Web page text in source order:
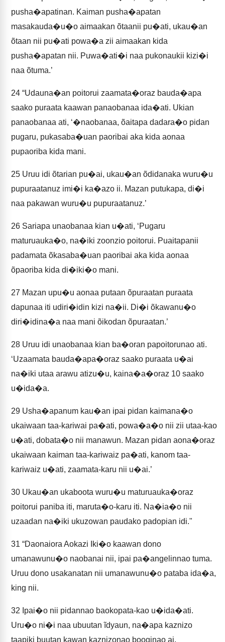
pusha�apatinan. Kaiman pusha�apatan
masakauda�u�o aimaakan õtaanii pu�ati, ukau�an
õtaan nii pu�ati powa�a zii aimaakan kida
pusha�apatan nii. Puwa�ati�i naa pukonaukii kizi�i
naa õtuma.’
24 “Udauna�an poitorui zaamata�oraz bauda�apa
saako puraata kaawan panaobanaa ida�ati. Ukian
panaobanaa ati, ‘�naobanaa, õaitapa dadara�o pidan
pugaru, pukasaba�uan paoribai aka kida aonaa
pupaoriba kida mani.
25 Uruu idi õtarian pu�ai, ukau�an õdidanaka wuru�u
pupuraatanuz imi�i ka�azo ii. Mazan putukapa, di�i
naa pakawan wuru�u pupuraatanuz.’
26 Sariapa unaobanaa kian u�ati, ‘Pugaru
maturuauka�o, na�iki zoonzio poitorui. Puaitapanii
padamata õkasaba�uan paoribai aka kida aonaa
õpaoriba kida di�iki�o mani.
27 Mazan upu�u aonaa putaan õpuraatan puraata
dapunaa iti udiri�idin kizi na�ii. Di�i õkawanu�o
diri�idina�a naa mani õikodan õpuraatan.’
28 Uruu idi unaobanaa kian ba�oran papoitorunao ati.
‘Uzaamata bauda�apa�oraz saako puraata u�ai
na�iki utaa arawu atizu�u, kaina�a�oraz 10 saako
u�ida�a.
29 Usha�apanum kau�an ipai pidan kaimana�o
ukaiwaan taa-kariwai pa�ati, powa�a�o nii zii utaa-kao
u�ati, dobata�o nii manawun. Mazan pidan aona�oraz
ukaiwaan kaiman taa-kariwaiz pa�ati, kanom taa-
kariwaiz u�ati, zaamata-karu nii u�ai.’
30 Ukau�an ukaboota wuru�u maturuauka�oraz
poitorui paniba iti, maruta�o-karu iti. Na�ia�o nii
uzaadan na�iki ukuzowan paudako padopian idi."
31 “Daonaiora Aokazi Iki�o kaawan dono
umanawunu�o naobanai nii, ipai pa�angelinnao tuma.
Uruu dono usakanatan nii umanawunu�o pataba ida�a,
king nii.
32 Ipai�o nii pidannao baokopata-kao u�ida�ati.
Uru�o ni�i naa ubuutan ĩdyaun, na�apa kaznizo
taapiki buutan kawan kaznizonao booginao ai.